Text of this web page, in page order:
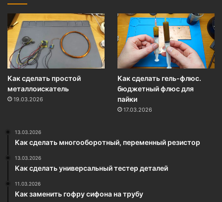
Как сделать простой
металлоискатель
19.03.2026
Как сделать гель-флюс.
бюджетный флюс для
пайки
17.03.2026
13.03.2026
Как сделать многооборотный, переменный резистор
13.03.2026
Как сделать универсальный тестер деталей
11.03.2026
Как заменить гофру сифона на трубу